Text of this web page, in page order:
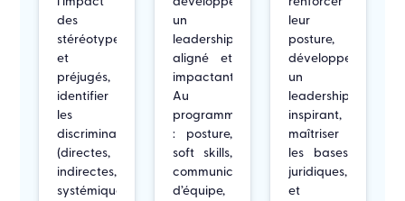
des
stéréotypes
et
préjugés,
identifier
les
discriminations
(directes,
indirectes,
systémiques),
un
leadership
aligné et
impactant.
Au
programme
: posture,
soft skills,
communication
d’équipe,
leur
posture,
développer
un
leadership
inspirant,
maîtriser
les bases
juridiques,
et